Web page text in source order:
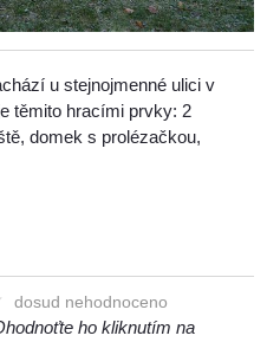
u stejnojmenné ulici v
těmito hracími prvky: 2
domek s prolézačkou,
dosud nehodnoceno
ho kliknutím na